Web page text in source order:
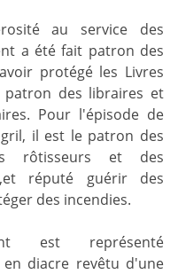
au service des
a été fait patron des
protégé les Livres
patron des libraires et
Pour l'épisode de
il est le patron des
rôtisseurs et des
réputé guérir des
des incendies.
est représenté
diacre revêtu d'une